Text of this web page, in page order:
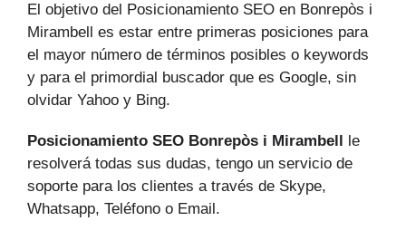
El objetivo del Posicionamiento SEO en Bonrepòs i
Mirambell es estar entre primeras posiciones para
el mayor número de tér­minos posibles o keywords
y para el primordial buscador que es Google, sin
olvidar Yahoo y Bing.
Posicionamiento SEO Bonrepòs i Mirambell
le
resolverá todas sus dudas, tengo un servicio de
soporte para los clientes a través de Skype,
Whatsapp, Teléfono o Email.